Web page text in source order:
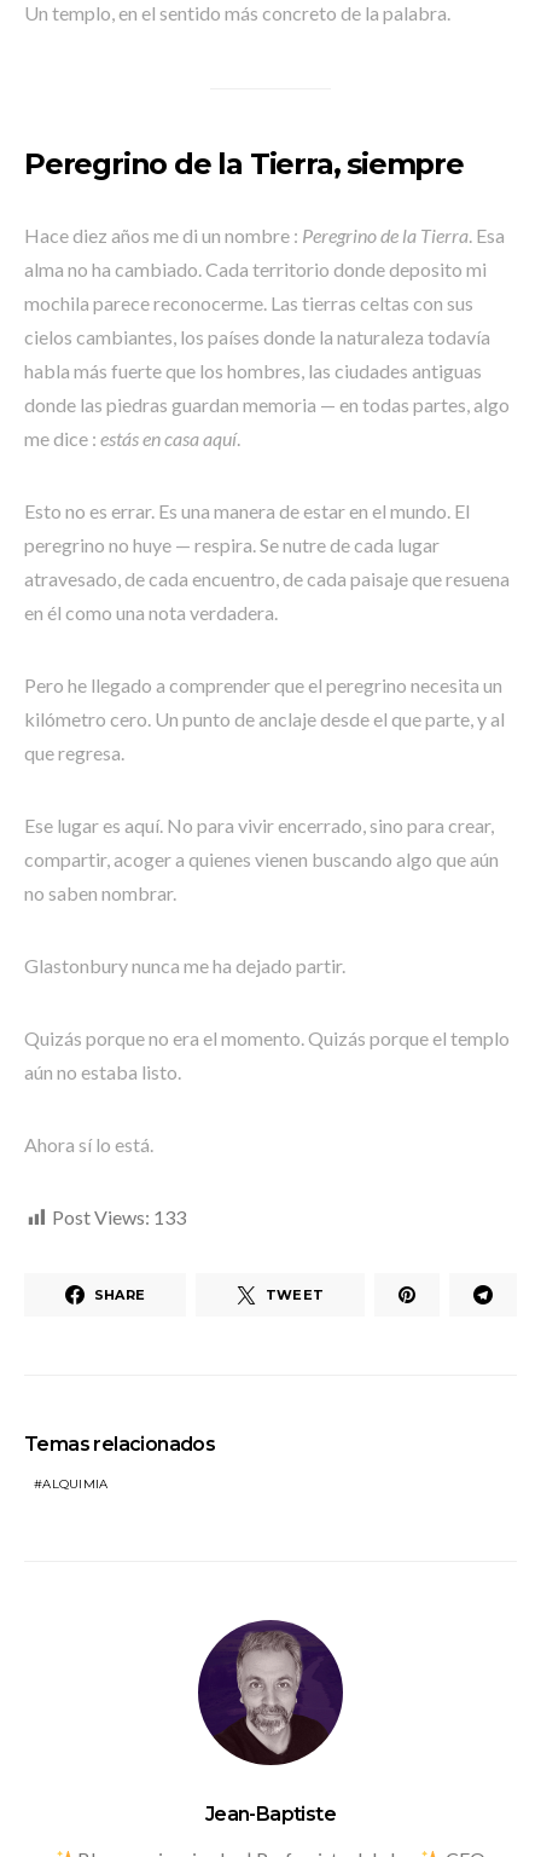
Un templo, en el sentido más concreto de la palabra.
Peregrino de la Tierra, siempre
Hace diez años me di un nombre : Peregrino de la Tierra. Esa
alma no ha cambiado. Cada territorio donde deposito mi
mochila parece reconocerme. Las tierras celtas con sus
cielos cambiantes, los países donde la naturaleza todavía
habla más fuerte que los hombres, las ciudades antiguas
donde las piedras guardan memoria — en todas partes, algo
me dice : estás en casa aquí.
Esto no es errar. Es una manera de estar en el mundo. El
peregrino no huye — respira. Se nutre de cada lugar
atravesado, de cada encuentro, de cada paisaje que resuena
en él como una nota verdadera.
Pero he llegado a comprender que el peregrino necesita un
kilómetro cero. Un punto de anclaje desde el que parte, y al
que regresa.
Ese lugar es aquí. No para vivir encerrado, sino para crear,
compartir, acoger a quienes vienen buscando algo que aún
no saben nombrar.
Glastonbury nunca me ha dejado partir.
Quizás porque no era el momento. Quizás porque el templo
aún no estaba listo.
Ahora sí lo está.
Post Views: 133
SHARE TWEET
Temas relacionados
ALQUIMIA
Jean-Baptiste